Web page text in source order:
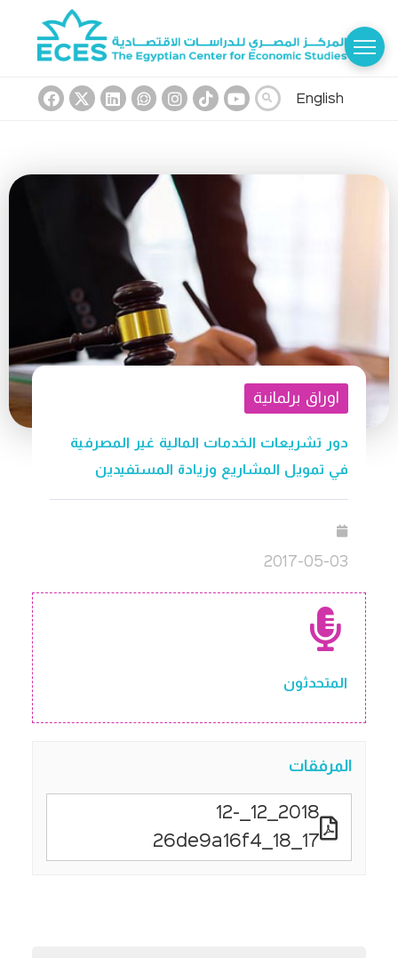
English
اوراق برلمانية
دور تشريعات الخدمات المالية غير المصرفية
في تمويل المشاريع وزيادة المستفيدين
2017-05-03
المتحدثون
المرفقات
2018_12_12-
17_18_26de9a16f4